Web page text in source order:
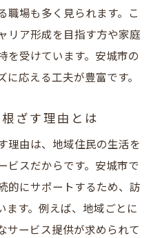
職場も多く見られます。こ
リア形成を目指す方や家庭
を受けています。安城市の
応える工夫が豊富です。
ざす理由とは
理由は、地域住民の生活を
ビスだからです。安城市で
的にサポートするため、訪
ます。例えば、地域ごとに
サービス提供が求められて